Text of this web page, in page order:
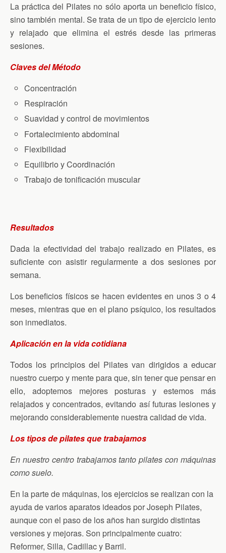
La práctica del Pilates no sólo aporta un beneficio físico,
sino también mental. Se trata de un tipo de ejercicio lento
y relajado que elimina el estrés desde las primeras
sesiones.
Claves del Método
Concentración
Respiración
Suavidad y control de movimientos
Fortalecimiento abdominal
Flexibilidad
Equilibrio y Coordinación
Trabajo de tonificación muscular
Resultados
Dada la efectividad del trabajo realizado en Pilates, es
suficiente con asistir regularmente a dos sesiones por
semana.
Los beneficios físicos se hacen evidentes en unos 3 o 4
meses, mientras que en el plano psíquico, los resultados
son inmediatos.
Aplicación en la vida cotidiana
Todos los principios del Pilates van dirigidos a educar
nuestro cuerpo y mente para que, sin tener que pensar en
ello, adoptemos mejores posturas y estemos más
relajados y concentrados, evitando así futuras lesiones y
mejorando considerablemente nuestra calidad de vida.
Los tipos de pilates que trabajamos
En nuestro centro trabajamos tanto pilates con máquinas
como suelo.
En la parte de máquinas, los ejercicios se realizan con la
ayuda de varios aparatos ideados por Joseph Pilates,
aunque con el paso de los años han surgido distintas
versiones y mejoras. Son principalmente cuatro:
Reformer, Silla, Cadillac y Barril.